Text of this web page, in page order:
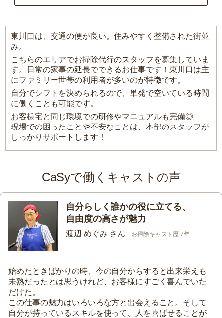
東川口は、交通の便が良い。住みやすく整備された街並
み。
こちらのエリアでお掃除代行のスタッフを募集していま
す。日常の家事の延長でできるお仕事です！東川口は主
にファミリー世帯の利用者が多いのが特徴です。
自分でシフトを決められるので、単発で空いている時間
に働くことも可能です。
お客様宅と同じ環境での研修やマニュアルも完備◎
現場での困ったことや不安なことは、本部のスタッフが
しっかりサポートします！
CaSyで働くキャストの声
自分らしく誰かの役に立てる、
自由度の高さが魅力
渡辺 めぐみ さん お掃除キャスト歴 7年
始めたときばかりの時、今の自分からすると出来栄えも
未熟だったとは思うけれど、お客様にすごく喜んでいた
だけた。
この仕事の魅力はいろいろな方と出会えること。そして
自分が持っているスキルを使って、人を喜ばせることが